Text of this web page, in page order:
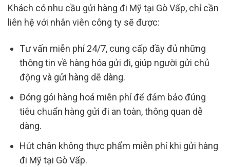
Khách có nhu cầu gửi hàng đi Mỹ tại Gò Vấp, chỉ cần
liên hệ với nhân viên công ty sẽ được:
Tư vấn miễn phí 24/7, cung cấp đầy đủ những
thông tin về hàng hóa gửi đi, giúp người gửi chủ
động và gửi hàng dễ dàng.
Đóng gói hàng hoá miễn phí để đảm bảo đúng
tiêu chuẩn hàng gửi đi an toàn, thông quan dễ
dàng.
Hút chân không thực phẩm miễn phí khi gửi hàng
đi Mỹ tại Gò Vấp.